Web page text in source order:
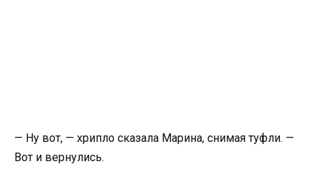
— Ну вот, — хрипло сказала Марина, снимая туфли. —
Вот и вернулись.